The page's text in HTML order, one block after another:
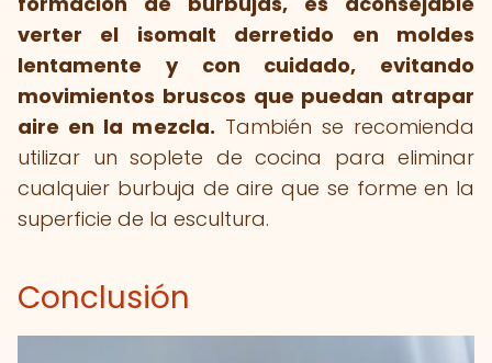
verter el isomalt derretido en moldes
lentamente y con cuidado, evitando
movimientos bruscos que puedan atrapar
aire en la mezcla. También se recomienda
utilizar un soplete de cocina para eliminar
cualquier burbuja de aire que se forme en la
superficie de la escultura.
Conclusión